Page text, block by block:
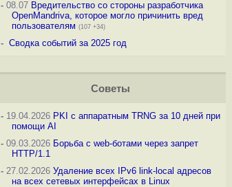
-08.07 Вредительство со стороны разработчика
OpenMandriva, которое могло причинить вред
пользователям (107 +34)
- Сводка событий за 2025 год
Советы
-19.04.2026 PKI с аппаратным TRNG за 10 дней при
помощи AI
-09.03.2026 Борьба с web-ботами через запрет
HTTP/1.1
-27.02.2026 Удаление всех IPv6 link-local адресов
на всех сетевых интерфейсах в Linux